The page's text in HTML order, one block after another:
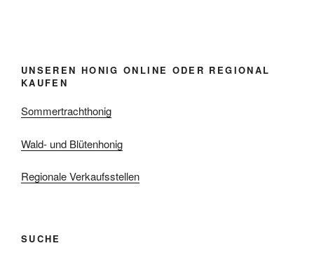
UNSEREN HONIG ONLINE ODER REGIONAL
KAUFEN
Sommertrachthonig
Wald- und Blütenhonig
Regionale Verkaufsstellen
SUCHE